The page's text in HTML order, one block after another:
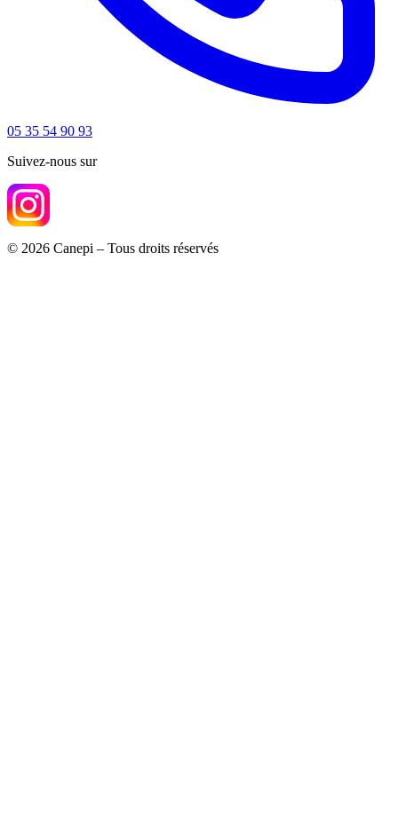
05 35 54 90 93
Suivez-nous sur
© 2026 Canepi – Tous droits réservés